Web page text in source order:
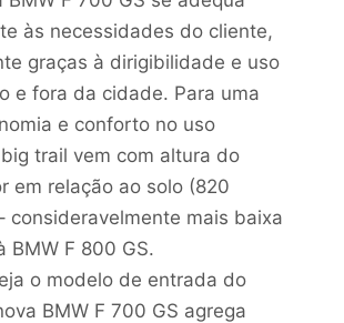
às necessidades do cliente,
graças à dirigibilidade e uso
e fora da cidade. Para uma
e conforto no uso
trail vem com altura do
em relação ao solo (820
consideravelmente mais baixa
BMW F 800 GS.
o modelo de entrada do
BMW F 700 GS agrega